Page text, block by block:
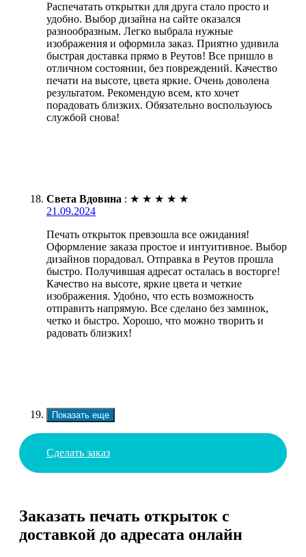
Распечатать открытки для друга стало просто и
удобно. Выбор дизайна на сайте оказался
разнообразным. Легко выбрала нужные
изображения и оформила заказ. Приятно удивила
быстрая доставка прямо в Реутов! Все пришло в
отличном состоянии, без повреждений. Качество
печати на высоте, цвета яркие. Очень доволена
результатом. Рекомендую всем, кто хочет
порадовать близких. Обязательно воспользуюсь
службой снова!
Света Вдовина : ★ ★ ★ ★ ★
21.09.2024
Печать открыток превзошла все ожидания!
Оформление заказа простое и интуитивное. Выбор
дизайнов порадовал. Отправка в Реутов прошла
быстро. Получившая адресат осталась в восторге!
Качество на высоте, яркие цвета и четкие
изображения. Удобно, что есть возможность
отправить напрямую. Все сделано без заминок,
четко и быстро. Хорошо, что можно творить и
радовать близких!
Показать еще
Сделать заказ
Заказать печать открыток с
доставкой до адресата онлайн